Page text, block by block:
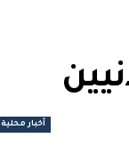
أخبار محلية